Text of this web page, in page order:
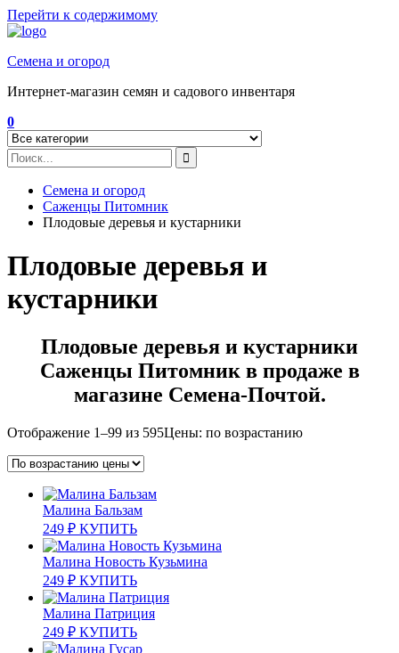
Перейти к содержимому
Семена и огород
Интернет-магазин семян и садового инвентаря
0
Семена и огород
Саженцы Питомник
Плодовые деревья и кустарники
Плодовые деревья и
кустарники
Плодовые деревья и кустарники
Саженцы Питомник в продаже в
магазине Семена-Почтой.
Отображение 1–99 из 595Цены: по возрастанию
Малина Бальзам
249 ₽ КУПИТЬ
Малина Новость Кузьмина
249 ₽ КУПИТЬ
Малина Патриция
249 ₽ КУПИТЬ